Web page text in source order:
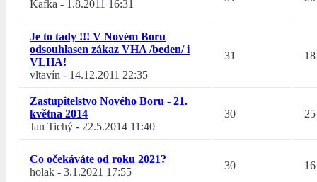
Kafka - 1.8.2011 16:31
Je to tady !!! V Novém Boru
odsouhlasen zákaz VHA /beden/ i
VLHA!
vltavín - 14.12.2011 22:35
31
Zastupitelstvo Nového Boru - 21.
května 2014
Jan Tichý - 22.5.2014 11:40
30
Co očekáváte od roku 2021?
holak - 3.1.2021 17:55
30